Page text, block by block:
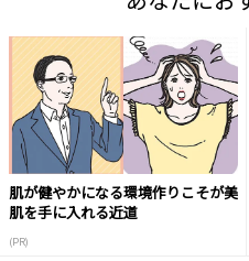
肌が健やかになる環境作りこそが美
肌を手に入れる近道
(PR)